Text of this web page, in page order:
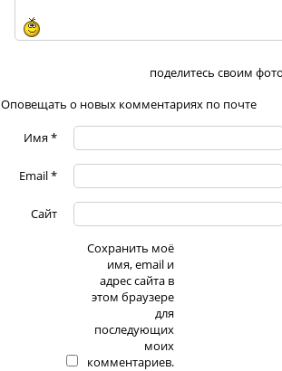
поделитесь своим
Оповещать о новых комментариях по почте
Имя*
Email*
Сайт
Сохранить моё
имя, email и
адрес сайта в
этом браузере
для
последующих
моих
комментариев.